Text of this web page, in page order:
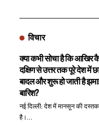
विचार
क्या कभी सोचा है कि आखिर
दक्षिण से उत्तर तक पूरे देश में
बादल और शुरू हो जाती है
बारिश?
नई दिल्ली: देश में मानसून की
है।…